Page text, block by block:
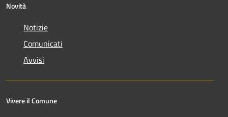
Novità
Notizie
Comunicati
Avvisi
Vivere il Comune